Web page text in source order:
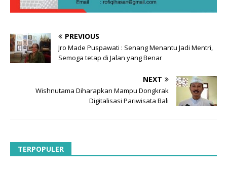
PREVIOUS
Jro Made Puspawati : Senang Menantu Jadi Mentri,
Semoga tetap di Jalan yang Benar
NEXT
Wishnutama Diharapkan Mampu Dongkrak
Digitalisasi Pariwisata Bali
TERPOPULER